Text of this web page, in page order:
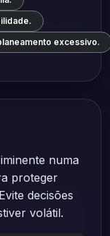
excessivo.
numa
proteger
decisões
volátil.